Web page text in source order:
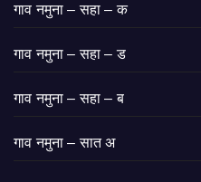
गाव नमुना – सहा – क
गाव नमुना – सहा – ड
गाव नमुना – सहा – ब
गाव नमुना – सात अ